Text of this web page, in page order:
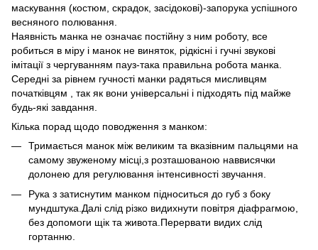
маскування (костюм, скрадок, засідокові)-запорука успішного
весняного полювання.
Наявність манка не означає постійну з ним роботу, все
робиться в міру і манок не виняток, рідкісні і гучні звукові
імітації з чергуванням пауз-така правильна робота манка.
Середні за рівнем гучності манки радяться мисливцям
початківцям , так як вони універсальні і підходять під майже
будь-які завдання.
Кілька порад щодо поводження з манком:
Тримається манок між великим та вказівним пальцями на
самому звуженому місці,з розташованою наввисячки
долонею для регулювання інтенсивності звучання.
Рука з затиснутим манком підноситься до губ з боку
мундштука.Далі слід різко видихнути повітря діафрагмою,
без допомоги щік та живота.Перервати видих слід
гортанню.